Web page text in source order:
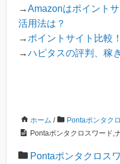
→Amazonはポイント
活用法は？
→ ポイントサイト比較
→ハピタスの評判、稼
ホーム / Pontaポンタク
Pontaポンタクロスワード,
Pontaポンタクロス